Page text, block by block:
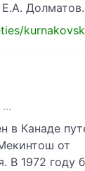
Долматов.
в Канаде
от
В 1972 году